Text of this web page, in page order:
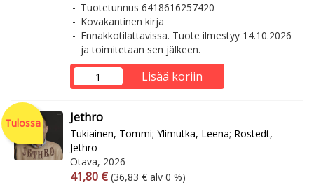
Tuotetunnus 6418616257420
Kovakantinen kirja
Ennakkotilattavissa. Tuote ilmestyy 14.10.2026
ja toimitetaan sen jälkeen.
Lisää koriin
Tulossa Jethro
Tukiainen, Tommi; Ylimutka, Leena; Rostedt,
Jethro
Otava, 2026
Arvonlisäverollinen hinta
41,80 € Arvonlisäveroton hinta
(36,83 € alv 0 %)